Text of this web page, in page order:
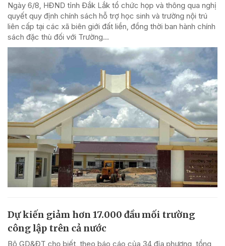
Ngày 6/8, HĐND tỉnh Đắk Lắk tổ chức họp và thông qua nghị
quyết quy định chính sách hỗ trợ học sinh và trường nội trú
liên cấp tại các xã biên giới đất liền, đồng thời ban hành chính
sách đặc thù đối với Trường...
Dự kiến giảm hơn 17.000 đầu mối trường
công lập trên cả nước
Bộ GD&ĐT cho biết, theo báo cáo của 34 địa phương, tổng